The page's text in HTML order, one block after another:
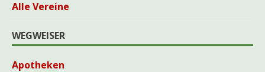
Alle Vereine
WEGWEISER
Apotheken